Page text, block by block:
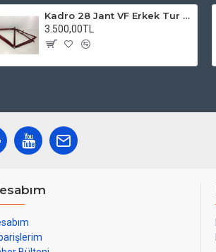
Kadro 28 Jant VF Erkek Tur Şehir Bisiklet Uyumlu
3.500,00TL